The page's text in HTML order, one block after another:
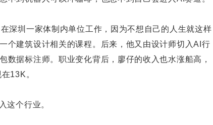
深圳一家体制内单位工作，因为不想自己的人生就这样
个建筑设计相关的课程。后来，他又由设计师切入AI行
数据标注师。职业变化背后，廖仔的收入也水涨船高，
13K。
这个行业。